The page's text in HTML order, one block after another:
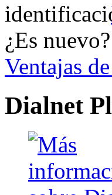
¿Es nuevo?
Ventajas
Dialnet